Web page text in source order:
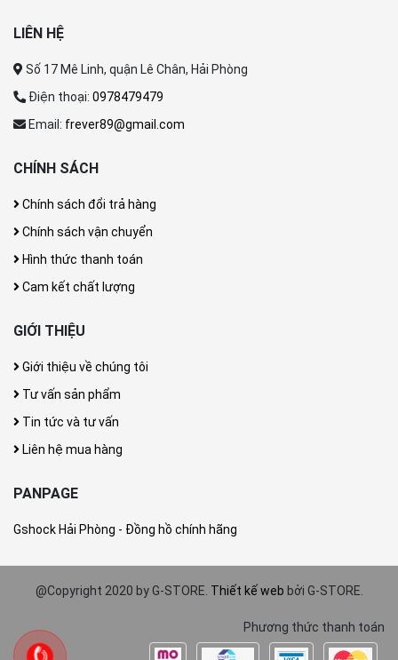
LIÊN HỆ
Số 17 Mê Linh, quận Lê Chân, Hải Phòng
Điện thoại: 0978479479
Email: frever89@gmail.com
CHÍNH SÁCH
Chính sách đổi trả hàng
Chính sách vận chuyển
Hình thức thanh toán
Cam kết chất lượng
GIỚI THIỆU
Giới thiệu về chúng tôi
Tư vấn sản phẩm
Tin tức và tư vấn
Liên hệ mua hàng
PANPAGE
Gshock Hải Phòng - Đồng hồ chính hãng
@Copyright 2020 by G-STORE. Thiết kế web bởi G-STORE.
Phương thức thanh toán